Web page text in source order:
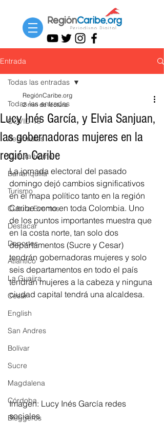
Entrada
Todas las entradas
COVID-19
Regionales
Cultura Home
Barranquilla
Turismo
Cultura Eventos
Destacar
Deportes
Atlántico
La Guajira
Cesar
English
San Andres
Bolívar
Sucre
Magdalena
Córdoba
Bloggeros
Todas las entradas
Lucy Inés García, y Elvia Sanjuan,
las gobernadoras mujeres en la
región Caribe
RegiónCaribe.org
2 min de lectura
La jornada electoral del pasado
domingo dejó cambios significativos
en el mapa político tanto en la región
Caribe como en toda Colombia. Uno
de los puntos importantes muestra que
en la costa norte, tan solo dos
departamentos (Sucre y Cesar)
tendrán gobernadoras mujeres y solo
seis departamentos en todo el país
tendrán mujeres a la cabeza y ninguna
ciudad capital tendrá una alcaldesa.
Imagen: Lucy Inés García redes
sociales